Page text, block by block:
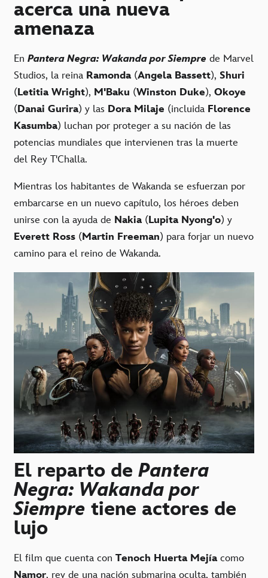
acerca una nueva
amenaza
En Pantera Negra: Wakanda por Siempre de Marvel
Studios, la reina Ramonda (Angela Bassett), Shuri
(Letitia Wright), M'Baku (Winston Duke), Okoye
(Danai Gurira) y las Dora Milaje (incluida Florence
Kasumba) luchan por proteger a su nación de las
potencias mundiales que intervienen tras la muerte
del Rey T'Challa.
Mientras los habitantes de Wakanda se esfuerzan por
embarcarse en un nuevo capítulo, los héroes deben
unirse con la ayuda de Nakia (Lupita Nyong'o) y
Everett Ross (Martin Freeman) para forjar un nuevo
camino para el reino de Wakanda.
El reparto de Pantera
Negra: Wakanda por
Siempre tiene actores de
lujo
El film que cuenta con Tenoch Huerta Mejíacomo
Namor, rey de una nación submarina oculta, también